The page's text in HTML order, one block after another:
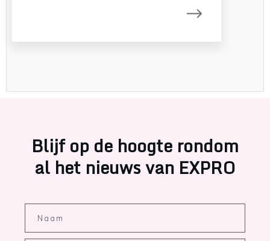
Blijf op de hoogte rondom
al het nieuws van EXPRO